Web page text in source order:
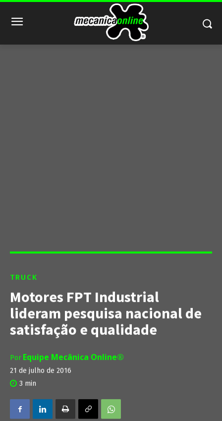
TRUCK
Motores FPT Industrial
lideram pesquisa nacional de
satisfação e qualidade
Por Equipe Mecânica Online®
21 de julho de 2016
3 min